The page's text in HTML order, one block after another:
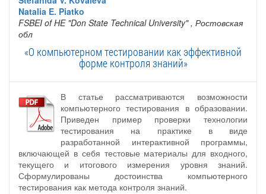
Natalia E. Piatko
FSBEI of HE "Don State Technical University" , Ростовская
обл
«О компьютерном тестировании как эффективной
форме контроля знаний»
В статье рассматриваются возможности
компьютерного тестирования в образовании.
Приведен пример проверки технологии
тестирования на практике в виде
разработанной интерактивной программы,
включающей в себя тестовые материалы для входного,
текущего и итогового измерения уровня знаний.
Сформулированы достоинства компьютерного
тестирования как метода контроля знаний.